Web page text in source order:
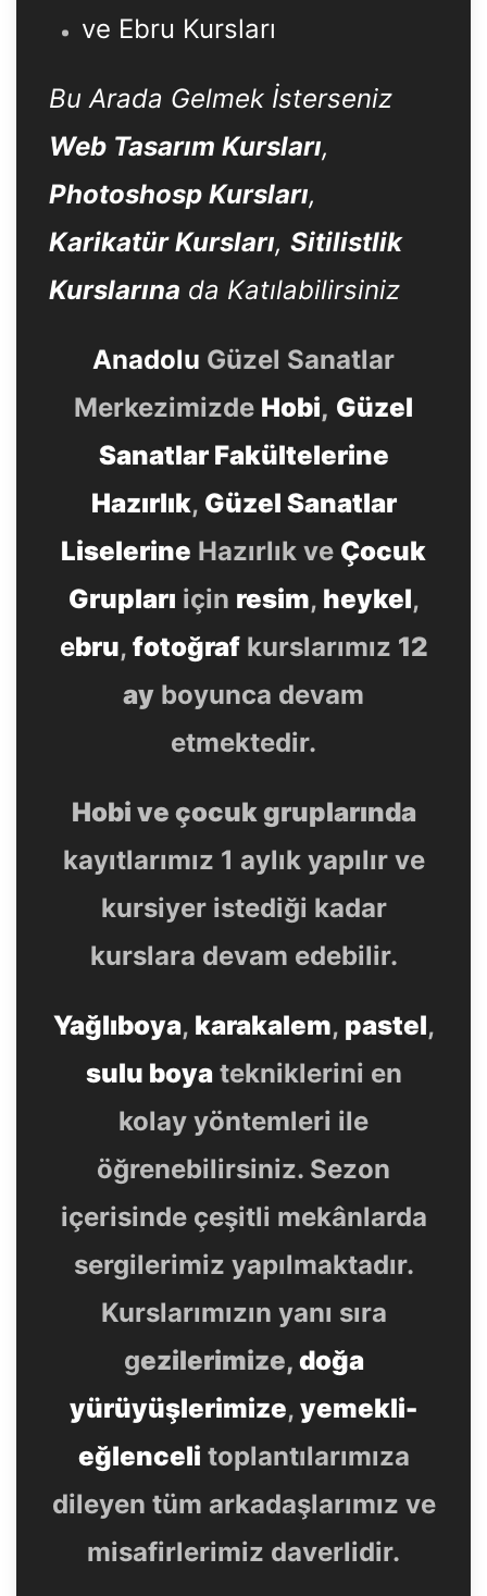
ve Ebru Kursları
Bu Arada Gelmek İsterseniz
Web Tasarım Kursları,
Photoshosp Kursları,
Karikatür Kursları, Sitilistlik
Kurslarına da Katılabilirsiniz
Anadolu Güzel Sanatlar
Merkezimizde Hobi, Güzel
Sanatlar Fakültelerine
Hazırlık, Güzel Sanatlar
Liselerine Hazırlık ve Çocuk
Grupları için resim, heykel,
ebru, fotoğrafkurslarımız 12
ay boyunca devam
etmektedir.
Hobi ve çocuk gruplarında
kayıtlarımız 1 aylık yapılır ve
kursiyer istediği kadar
kurslara devam edebilir.
Yağlıboya, karakalem, pastel,
sulu boyatekniklerini en
kolay yöntemleri ile
öğrenebilirsiniz. Sezon
içerisinde çeşitli mekânlarda
sergilerimiz yapılmaktadır.
Kurslarımızın yanı sıra
gezilerimize, doğa
yürüyüşlerimize, yemekli-
eğlenceli toplantılarımıza
dileyen tüm arkadaşlarımız ve
misafirlerimiz daverlidir.